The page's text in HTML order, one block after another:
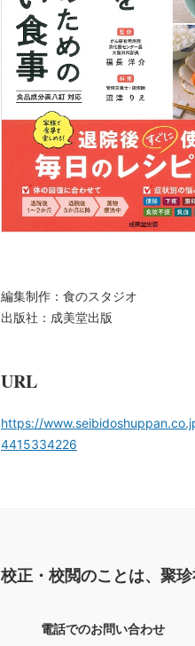
編集制作：食のスタジオ
出版社：成美堂出版
URL
https://
4415334226
校正・校閲のことは、聚
電話でのお問い合わせ